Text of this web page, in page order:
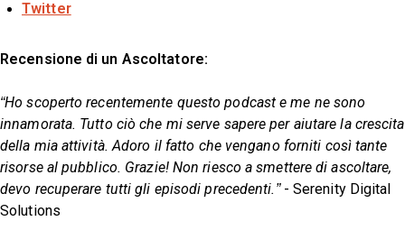
Twitter
Recensione di un Ascoltatore:
“Ho scoperto recentemente questo podcast e me ne sono
innamorata. Tutto ciò che mi serve sapere per aiutare la crescita
della mia attività. Adoro il fatto che vengano forniti così tante
risorse al pubblico. Grazie! Non riesco a smettere di ascoltare,
devo recuperare tutti gli episodi precedenti.”- Serenity Digital
Solutions